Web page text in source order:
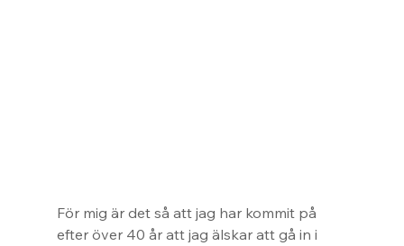
För mig är det så att jag har kommit på
efter över 40 år att jag älskar att gå in i